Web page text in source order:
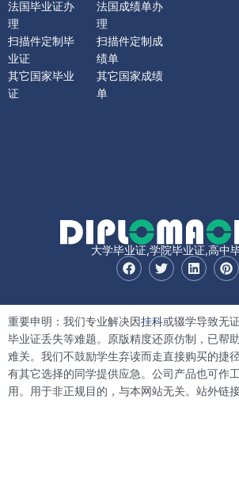
法国毕业证办
理
扫描件定制毕
业证
其它国家毕业
证
法国成绩单办
理
扫描件定制成
绩单
其它国家成绩
单
大学毕业证,学院毕业证,高中
F
a
o
o
k
T
w
t
e
r
L
i
d
i
n
P
i
r
e
s
t
重要申明：我们专业解决因挂科或辍学导致无
毕业证丢失等难题。原版精度还原仿制，已帮
难关。我们不鼓励学生弃读而走直接购买的捷
有其它选择的同学提供应急。公司产品也可作
用。用于非正规目的，与本网站无关。站外链